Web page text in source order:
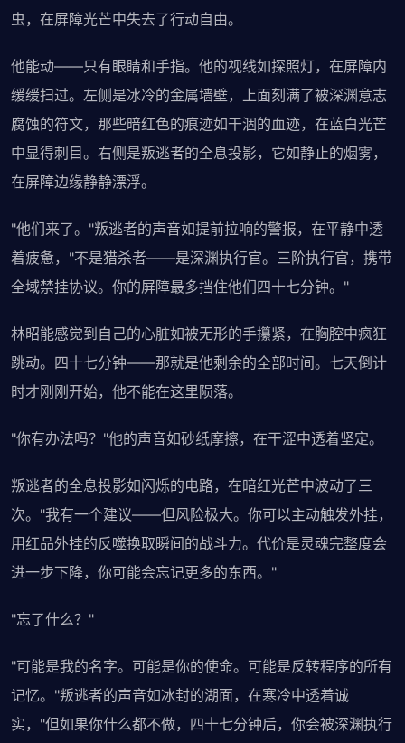
虫，在屏障光芒中失去了行动自由。
他能动——只有眼睛和手指。他的视线如探照灯，在屏障内
缓缓扫过。左侧是冰冷的金属墙壁，上面刻满了被深渊意志
腐蚀的符文，那些暗红色的痕迹如干涸的血迹，在蓝白光芒
中显得刺目。右侧是叛逃者的全息投影，它如静止的烟雾，
在屏障边缘静静漂浮。
"他们来了。"叛逃者的声音如提前拉响的警报，在平静中透
着疲惫，"不是猎杀者——是深渊执行官。三阶执行官，携带
全域禁挂协议。你的屏障最多挡住他们四十七分钟。"
林昭能感觉到自己的心脏如被无形的手攥紧，在胸腔中疯狂
跳动。四十七分钟——那就是他剩余的全部时间。七天倒计
时才刚刚开始，他不能在这里陨落。
"你有办法吗？"他的声音如砂纸摩擦，在干涩中透着坚定。
叛逃者的全息投影如闪烁的电路，在暗红光芒中波动了三
次。"我有一个建议——但风险极大。你可以主动触发外挂，
用红品外挂的反噬换取瞬间的战斗力。代价是灵魂完整度会
进一步下降，你可能会忘记更多的东西。"
"忘了什么？"
"可能是我的名字。可能是你的使命。可能是反转程序的所有
记忆。"叛逃者的声音如冰封的湖面，在寒冷中透着诚
实，"但如果你什么都不做，四十七分钟后，你会被深渊执行